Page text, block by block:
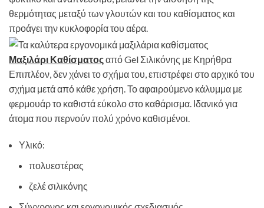
θερμότητας μεταξύ των γλουτών και του καθίσματος και
προάγει την κυκλοφορία του αέρα.
Μαξιλάρι Καθίσματοςαπό Gel Σιλικόνης με Κηρήθρα
Επιπλέον, δεν χάνει το σχήμα του, επιστρέφει στο αρχικό του
σχήμα μετά από κάθε χρήση. Το αφαιρούμενο κάλυμμα με
φερμουάρ το καθιστά εύκολο στο καθάρισμα. Ιδανικό για
άτομα που περνούν πολύ χρόνο καθισμένοι.
Υλικό:
πολυεστέρας
ζελέ σιλικόνης